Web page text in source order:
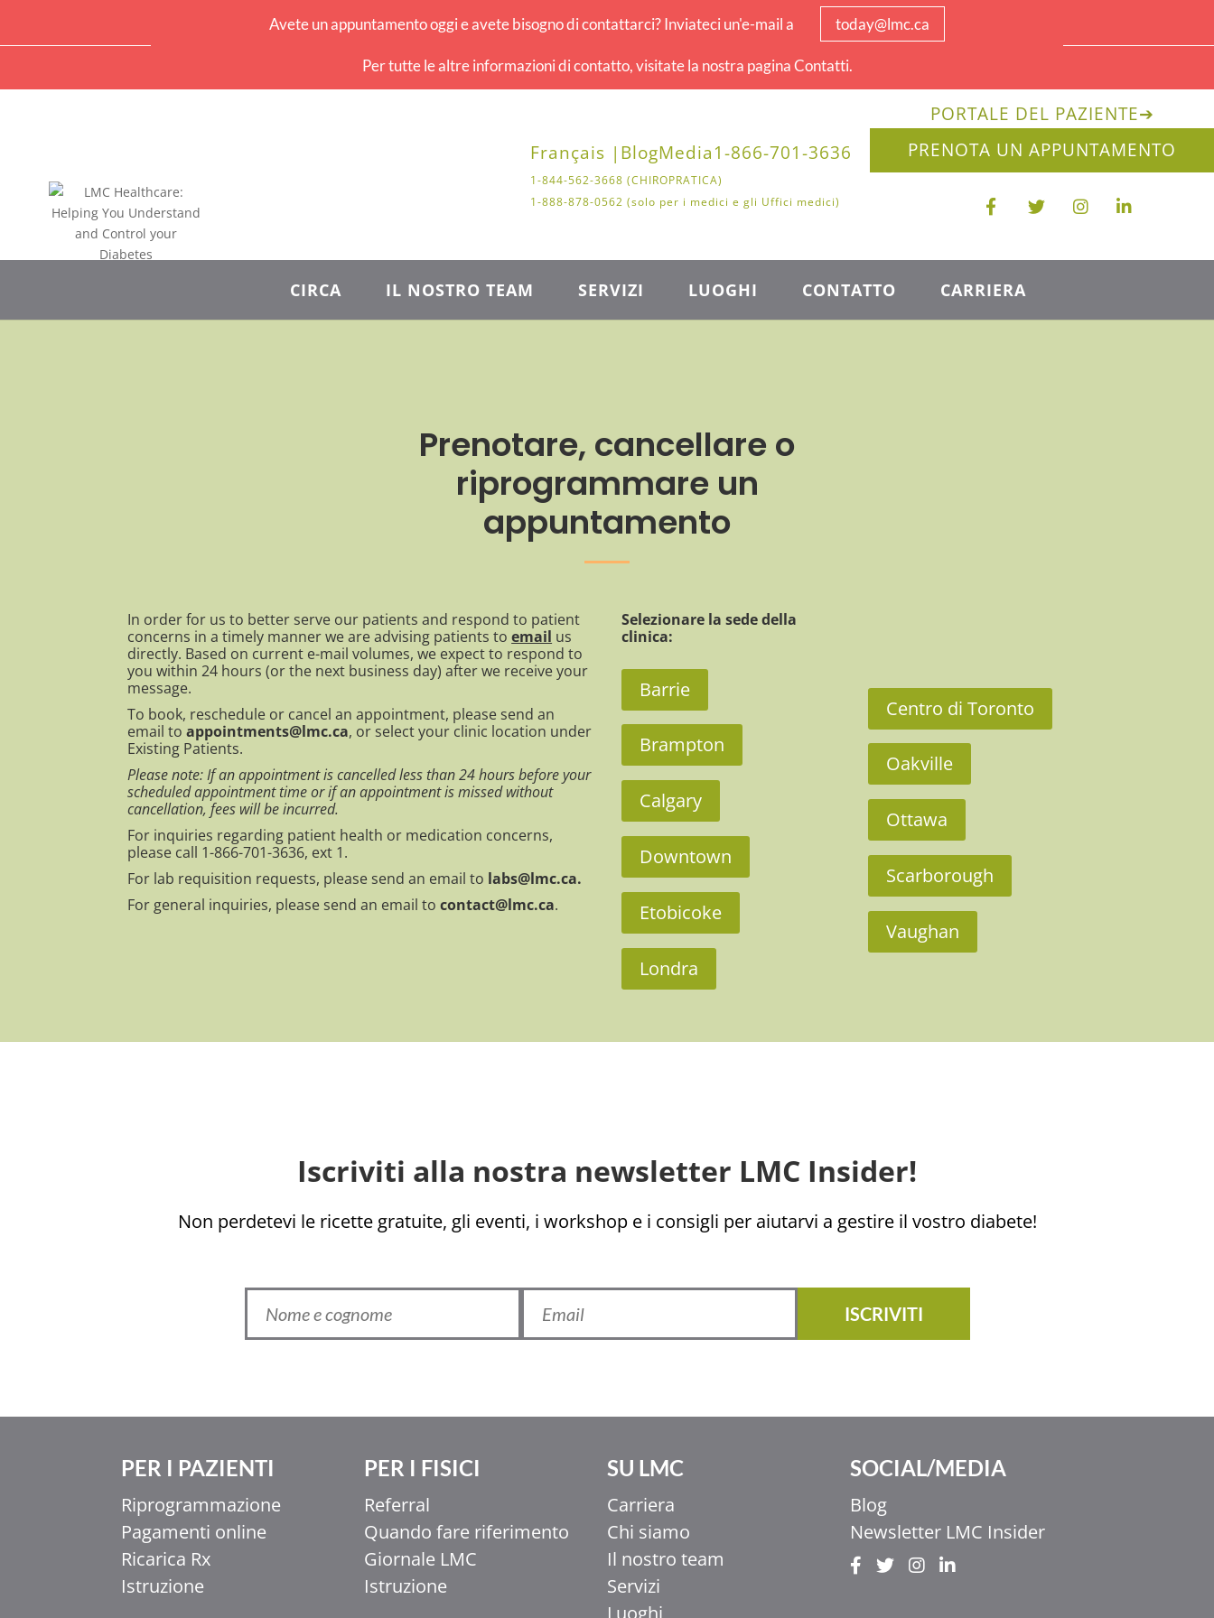
Avete un appuntamento oggi e avete bisogno di contattarci? Inviateci un'e-mail a today@lmc.ca
Per tutte le altre informazioni di contatto, visitate la nostra pagina Contatti.
Français | BlogMedia1-866-701-3636
1-844-562-3668 (CHIROPRATICA)
1-888-878-0562 (solo per i medici e gli Uffici medici)
PORTALE DEL PAZIENTE➔
PRENOTA UN APPUNTAMENTO
CIRCA IL NOSTRO TEAM SERVIZI LUOGHI CONTATTO CARRIERA
Prenotare, cancellare o
riprogrammare un
appuntamento
In order for us to better serve our patients and respond to patient
concerns in a timely manner we are advising patients toemail us
directly. Based on current e-mail volumes, we expect to respond to
you within 24 hours (or the next business day) after we receive your
message.
To book, reschedule or cancel an appointment, please send an
email toappointments@lmc.ca, or select your clinic location under
Existing Patients.
Please note: If an appointment is cancelled less than 24 hours before your
scheduled appointment time or if an appointment is missed without
cancellation, fees will be incurred.
For inquiries regarding patient health or medication concerns,
please call 1-866-701-3636, ext 1.
For lab requisition requests, please send an email to labs@lmc.ca.
For general inquiries, please send an email tocontact@lmc.ca.
Selezionare la sede della
clinica:
Barrie
Brampton
Calgary
Downtown
Etobicoke
Londra
Centro di Toronto
Oakville
Ottawa
Scarborough
Vaughan
Iscriviti alla nostra newsletter LMC Insider!
Non perdetevi le ricette gratuite, gli eventi, i workshop e i consigli per aiutarvi a gestire il vostro diabete!
ISCRIVITI
PER I PAZIENTI
Riprogrammazione
Pagamenti online
Ricarica Rx
Istruzione
PER I FISICI
Referral
Quando fare riferimento
Giornale LMC
Istruzione
SU LMC
Carriera
Chi siamo
Il nostro team
Servizi
Luoghi
SOCIAL/MEDIA
Blog
Newsletter LMC Insider
हिन्दी
اردو
简体中文
Ελληνικά